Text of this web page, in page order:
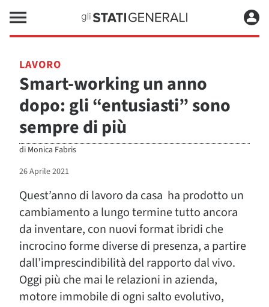
LAVORO
Smart-working un anno
dopo: gli “entusiasti” sono
sempre di più
di Monica Fabris
26 Aprile 2021
Quest’anno di lavoro da casa ha prodotto un
cambiamento a lungo termine tutto ancora
da inventare, con nuovi format ibridi che
incrocino forme diverse di presenza, a partire
dall’imprescindibilità del rapporto dal vivo.
Oggi più che mai le relazioni in azienda,
motore immobile di ogni salto evolutivo,